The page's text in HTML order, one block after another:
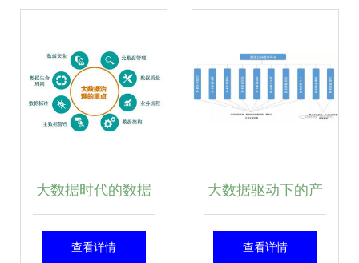
限
大数据时代的数据
资产管理 五星模
查看详情
大数据驱动下的产
业园区运营升级 互
查看详情